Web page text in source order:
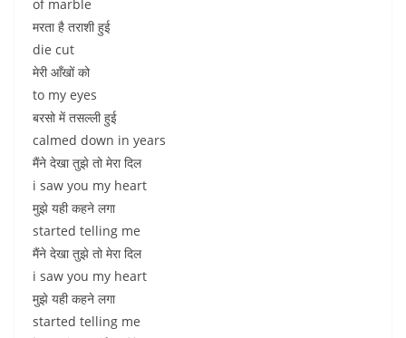
of marble
मरता है तराशी हुई
die cut
मेरी आँखों को
to my eyes
बरसो में तसल्ली हुई
calmed down in years
मैंने देखा तुझे तो मेरा दिल
i saw you my heart
मुझे यही कहने लगा
started telling me
मैंने देखा तुझे तो मेरा दिल
i saw you my heart
मुझे यही कहने लगा
started telling me